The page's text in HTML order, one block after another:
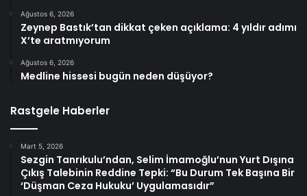
Ağustos 6, 2026
Zeynep Bastık’tan dikkat çeken açıklama: 4 yıldır adımı
X’te aratmıyorum
Ağustos 6, 2026
Medline hissesi bugün neden düşüyor?
Rastgele Haberler
Mart 5, 2026
Sezgin Tanrıkulu’ndan, Selim İmamoğlu’nun Yurt Dışına
Çıkış Talebinin Reddine Tepki: “Bu Durum Tek Başına Bir
‘Düşman Ceza Hukuku’ Uygulamasıdır”